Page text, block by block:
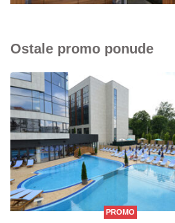
Ostale promo ponude
PROMO